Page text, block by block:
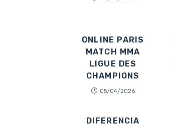
ONLINE PARIS
MATCH MMA
LIGUE DES
CHAMPIONS
05/04/2026
DIFERENCIA